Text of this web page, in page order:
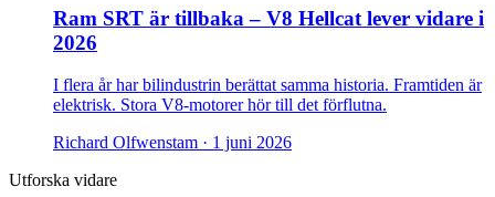
Ram SRT är tillbaka – V8 Hellcat lever vidare i
2026
I flera år har bilindustrin berättat samma historia. Framtiden är
elektrisk. Stora V8-motorer hör till det förflutna.
Richard Olfwenstam · 1 juni 2026
Utforska vidare